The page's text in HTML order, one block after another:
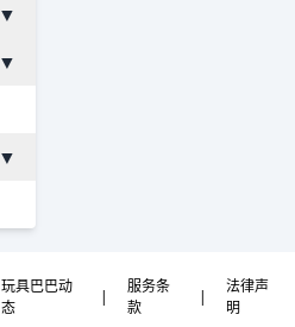
▼
▼
▼
玩具巴巴动
态
|
服务条
款
|
法律声
明